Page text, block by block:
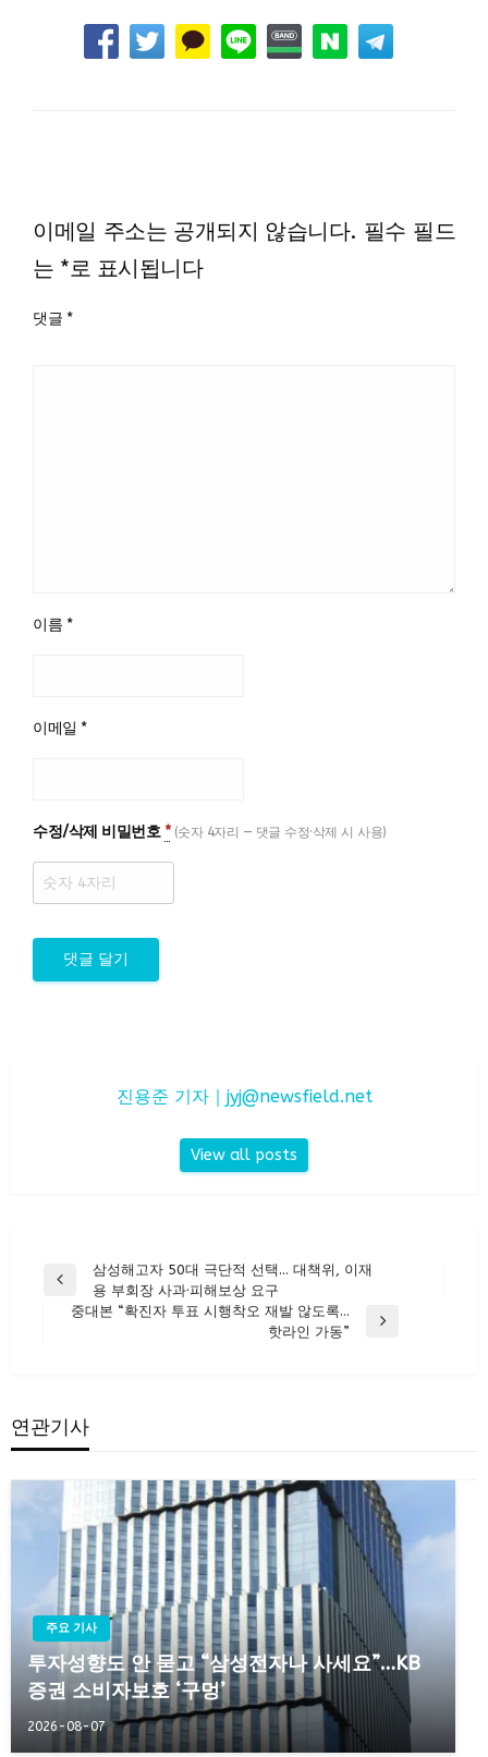
이메일 주소는 공개되지 않습니다. 필수 필드
는 *로 표시됩니다
댓글 *
이름 *
이메일 *
수정/삭제 비밀번호 * (숫자 4자리 — 댓글 수정·삭제 시 사용)
진용준 기자｜ jyj@newsfield.net
View all posts
글
Previous
Post
삼성해고자 50대 극단적 선택… 대책위, 이재
용 부회장 사과·피해보상 요구
중대본 “확진자 투표 시행착오 재발 않도록…
핫라인 가동”
연관기사
주요 기사
투자성향도 안 묻고 “삼성전자나 사세요”…KB
증권 소비자보호 ‘구멍’
2026-08-07